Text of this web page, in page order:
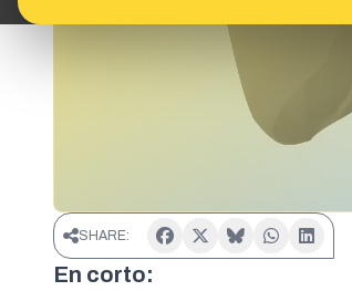
SHARE:
En corto: